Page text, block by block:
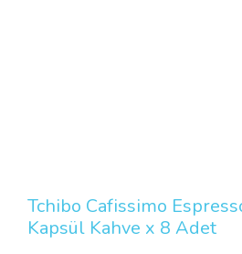
Tchibo Cafissimo
Kapsül Kahve x 8 Adet